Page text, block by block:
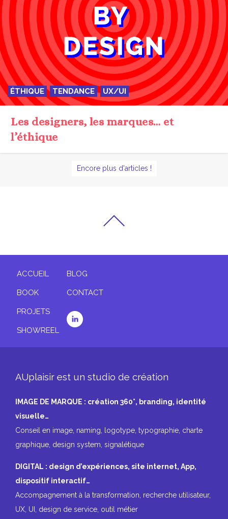
ÉTHIQUE TENDANCE UX/UI
Les designers, les marques… et
l’éthique
Encore plus d'articles !
AUplaisir est un studio de création
graphique, design system, signalétique
DIGITAL : design d’expériences, site internet, App,
dispositif interactif…
Accompagnement à la transformation, recherche utilisateur,
UX, UI, design de service, outil métier
FILM : Motion-design, film de marque, univers
produit…
Brand-content, explainer video, retail, formation, reportages
savoir-faire, visual merchandising